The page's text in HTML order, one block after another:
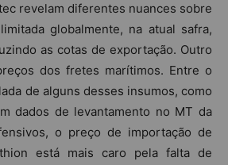
revelam diferentes nuances sobre
globalmente, na atual safra,
as cotas de exportação. Outro
dos fretes marítimos. Entre o
de alguns desses insumos, como
dados de levantamento no MT da
o preço de importação de
está mais caro pela falta de